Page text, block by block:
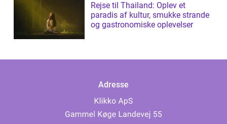
Rejse til Thailand: Oplev et
paradis af kultur, smukke strande
og gastronomiske oplevelser
Adresse